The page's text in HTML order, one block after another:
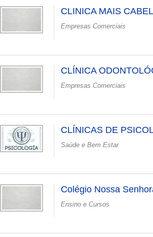
CLINICA MAIS
Empresas Comerciais
CLÍNICA
Empresas Comerciais
CLÍNICAS DE
Saúde e Bem Estar
Colégio Nossa
Ensino e Cursos